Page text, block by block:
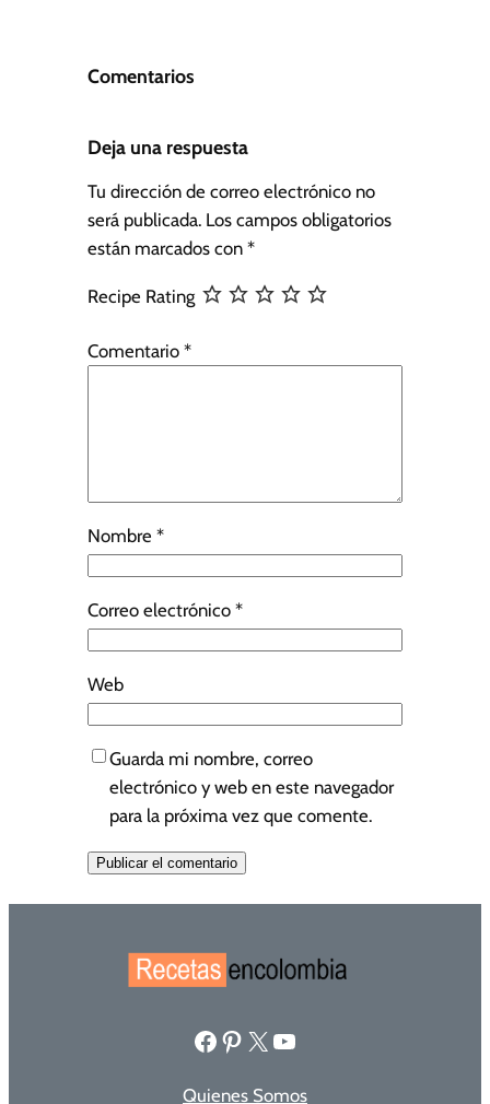
Comentarios
Deja una respuesta
Tu dirección de correo electrónico no
será publicada. Los campos obligatorios
están marcados con *
Recipe Rating
Comentario *
Nombre *
Correo electrónico *
Web
Guarda mi nombre, correo
electrónico y web en este navegador
para la próxima vez que comente.
Facebook Pinterest X YouTube
Quienes Somos